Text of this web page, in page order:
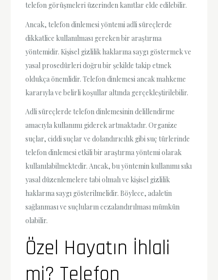
telefon görüşmeleri üzerinden kanıtlar elde edilebilir.
Ancak, telefon dinlemesi yöntemi adli süreçlerde
dikkatlice kullanılması gereken bir araştırma
yöntemidir. Kişisel gizlilik haklarına saygı göstermek ve
yasal prosedürleri doğru bir şekilde takip etmek
oldukça önemlidir. Telefon dinlemesi ancak mahkeme
kararıyla ve belirli koşullar altında gerçekleştirilebilir.
Adli süreçlerde telefon dinlemesinin delillendirme
amacıyla kullanımı giderek artmaktadır. Organize
suçlar, ciddi suçlar ve dolandırıcılık gibi suç türlerinde
telefon dinlemesi etkili bir araştırma yöntemi olarak
kullanılabilmektedir. Ancak, bu yöntemin kullanımı sıkı
yasal düzenlemelere tabi olmalı ve kişisel gizlilik
haklarına saygı gösterilmelidir. Böylece, adaletin
sağlanması ve suçluların cezalandırılması mümkün
olabilir.
Özel Hayatın İhlali
mi? Telefon